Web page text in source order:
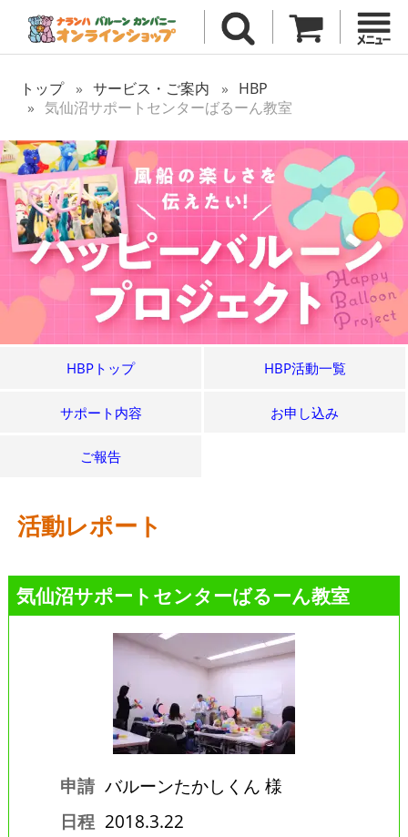
トップ サービス・ご案内
HBP
気仙沼サポートセンターばるーん教室
HBPトップ HBP活動一覧
サポート内容 お申し込み
ご報告
活動レポート
気仙沼サポートセンターばるーん教室
申請 バルーンたかしくん 様
日程 2018.3.22